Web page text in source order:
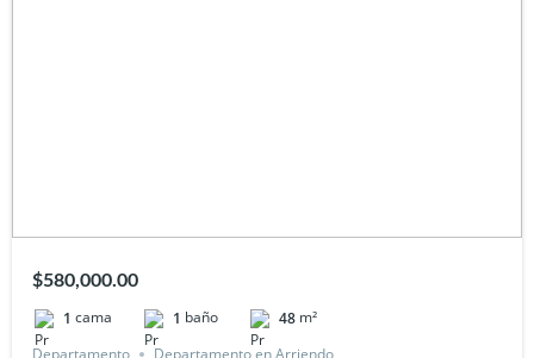
$580,000.00
1 cama 1 baño 48 m²
Departamento
Departamento en Arriendo